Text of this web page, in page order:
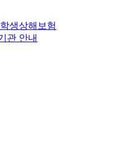
생상해보험
관 안내